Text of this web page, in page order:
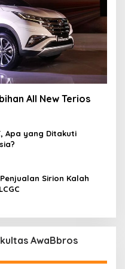
All New Terios
Apa yang Ditakuti
Sirion Kalah
AwaBbros